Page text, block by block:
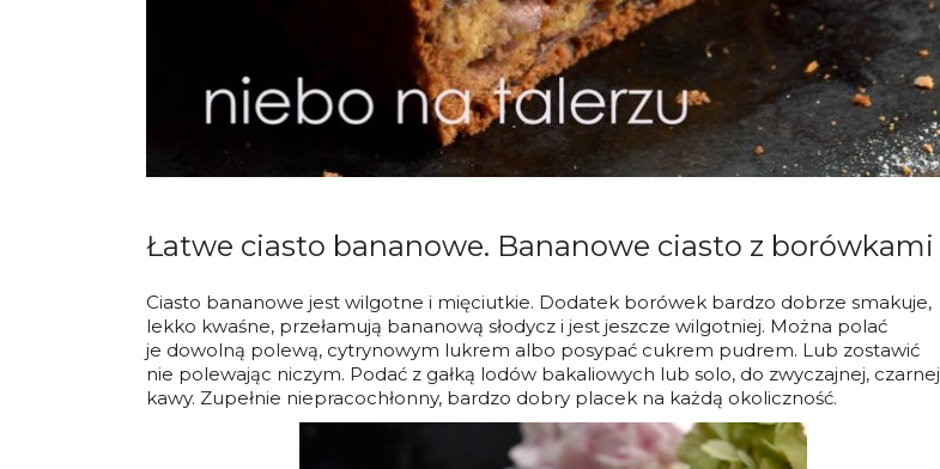
Łatwe ciasto bananowe. Bananowe ciasto z borówkami
Ciasto bananowe jest wilgotne i mięciutkie. Dodatek borówek bardzo dobrze smakuje,
lekko kwaśne, przełamują bananową słodycz i jest jeszcze wilgotniej. Można polać
je dowolną polewą, cytrynowym lukrem albo posypać cukrem pudrem. Lub zostawić
nie polewając niczym. Podać z gałką lodów bakaliowych lub solo, do zwyczajnej, czarnej
kawy. Zupełnie niepracochłonny, bardzo dobry placek na każdą okoliczność.